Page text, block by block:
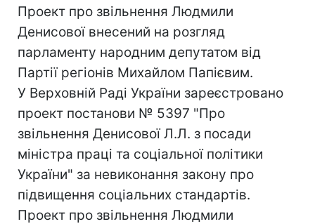
Проект про звільнення Людмили
Денисової внесений на розгляд
парламенту народним депутатом від
Партії регіонів Михайлом Папієвим.
У Верховній Раді України зареєстровано
проект постанови № 5397 "Про
звільнення Денисової Л.Л. з посади
міністра праці та соціальної політики
України" за невиконання закону про
підвищення соціальних стандартів.
Проект про звільнення Людмили